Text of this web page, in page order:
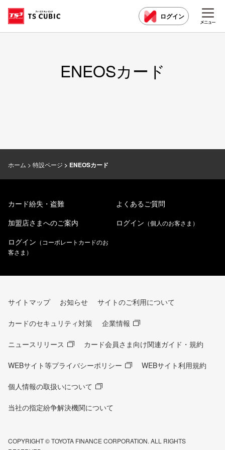
ログイン
ENEOSカード
ホーム 特設ページ ENEOSカード
カード紛失・盗難
よくあるご質問
加盟店さまへのご案内
ログイン （個人のお客さま）
ログイン （コーポレートカードのお
客さま）
サイトマップ お知らせ サイトのご利用について
カードのセキュリティ対策 企業情報
ニュースリリース カード会員さま向け関連ガイド・規約
WEBサイト等プライバシーポリシー WEBサイト利用規約
個人情報の取扱いについて
当社の指定紛争解決機関について
COPYRIGHT © TOYOTA FINANCE CORPORATION. ALL RIGHTS